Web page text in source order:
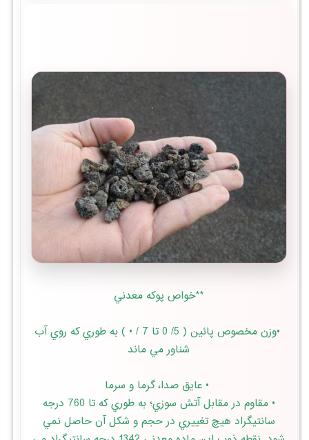
**خواص پوكه معدني
•وزن مخصوص پائين ( 5/ 0 تا 7 / • ) به طوري كه روي آب
شناور مي ماند
• عايق صدا، گرما و سرما
• مقاوم در مقابل آتش سوزي؛ به طوري كه تا 760 درجه
سانتيگراد هيچ تغييري در حجم و شكل آن حاصل نمي